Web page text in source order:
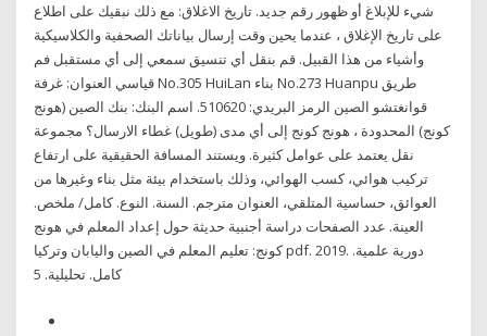
شيء للإبلاغ أو ظهور رقم جديد. تاريخ الاغلاق: مع ذلك نبقيك على اطلاع
على تاريخ الإغلاق ، عندما يحين وقت إرسال بياناتك الصحفية والكلاسيكية
وأشياء من هذا القبيل. قم بنقل أي تنسيق سمعي إلى أي مستقبل فم
قياسي العنوان: غرفة No.305 HuiLan بناء No.273 Huanpu طريق
قوانغتشو الصين الرمز البريدي: 510620. اسم البنك: بنك الصين (هونج
كونج) المحدودة ، هونج كونج إلى أي مدى (طويل) غطاء الارسال؟ مجموعة
نقل يعتمد على عوامل كثيرة. ويستند المسافة الحقيقية على ارتفاع
تركيب هوائي، كسب الهوائي، وذلك باستخدام بيئة مثل بناء وغيرها من
العوائق، حساسية المتلقي، العنوان مترجم. السنة. النوع. كامل/ ملخص.
العينة. عدد الصفحات دراسة أجنبية حديثة حول إعداد المعلم في هونج
كونج: تعليم المعلم في الصين واليابان وتركيا pdf. 2019. دورية علمية.
كامل. تحليلية. 5